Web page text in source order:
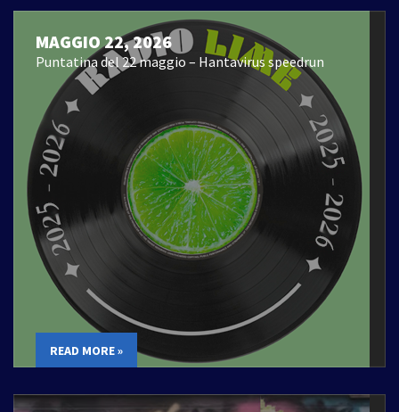
MAGGIO 22, 2026
Puntatina del 22 maggio – Hantavirus speedrun
READ MORE »